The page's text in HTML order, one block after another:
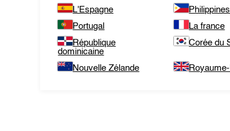
L'Espagne
Philippines
Portugal
La france
République
dominicaine
Corée du
Nouvelle Zélande